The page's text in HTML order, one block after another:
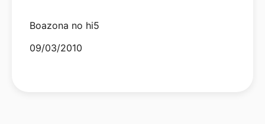
Boazona no hi5
Date
09/03/2010